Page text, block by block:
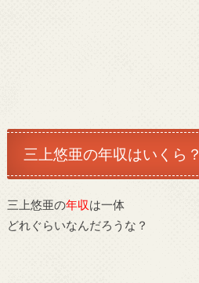
三上悠亜の年収はいくら？
三上悠亜の年収は一体
どれぐらいなんだろうな？